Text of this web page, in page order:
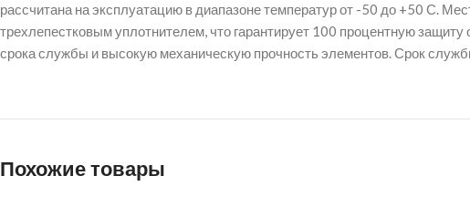
рассчитана на эксплуатацию в диапазоне температур от -50 до +50 С.
трехлепестковым уплотнителем, что гарантирует 100 процентную защиту
срока службы и высокую механическую прочность элементов. Срок
Похожие товары